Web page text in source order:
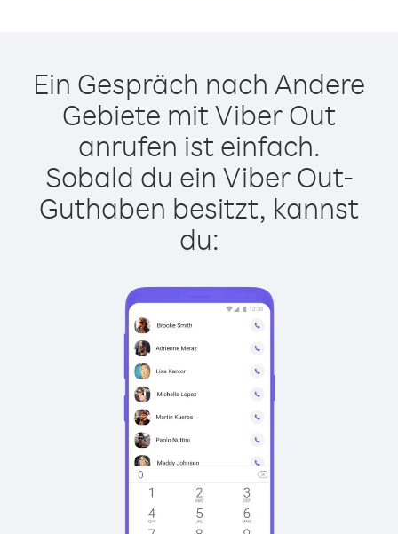
Ein Gespräch nach Andere
Gebiete mit Viber Out
anrufen ist einfach.
Sobald du ein Viber Out-
Guthaben besitzt, kannst
du: